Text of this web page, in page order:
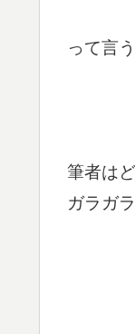
って言
筆者は
ガラガ